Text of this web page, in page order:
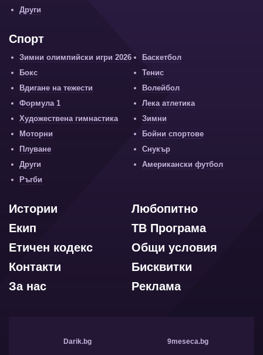
Други
Спорт
Зимни олимпийски игри 2026
Баскетбол
Бокс
Тенис
Вдигане на тежести
Волейбол
Формула 1
Лека атлетика
Художествена гимнастика
Зимни
Моторни
Бойни спортове
Плуване
Снукър
Други
Американски футбол
Ръгби
Любопитно
Истории
ТВ Програма
Екип
Общи условия
Етичен кодекс
Бисквитки
Контакти
Реклама
За нас
Darik.bg 9meseca.bg